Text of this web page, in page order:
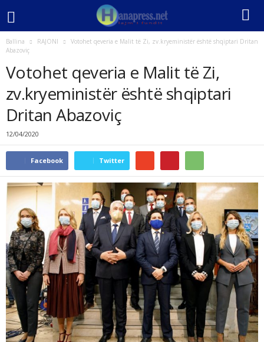
Ballina RAJONI
Votohet qeveria e Malit të Zi, zv.kryeministër është shqiptari Dritan
Abazoviç
Votohet qeveria e Malit të Zi,
zv.kryeministër është shqiptari
Dritan Abazoviç
12/04/2020
Facebook Twitter